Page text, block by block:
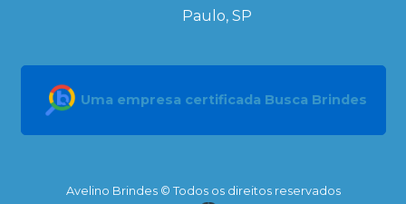
Paulo, SP
Uma empresa certificada Busca Brindes
Avelino Brindes © Todos os direitos reservados